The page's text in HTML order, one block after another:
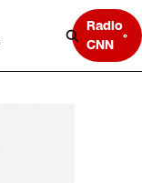
Radio
CNN